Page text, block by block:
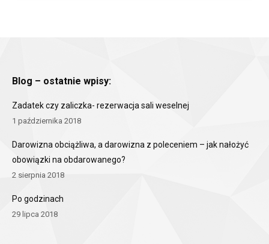
Blog – ostatnie wpisy:
Zadatek czy zaliczka- rezerwacja sali weselnej
1 października 2018
Darowizna obciążliwa, a darowizna z poleceniem – jak nałożyć
obowiązki na obdarowanego?
2 sierpnia 2018
Po godzinach
29 lipca 2018